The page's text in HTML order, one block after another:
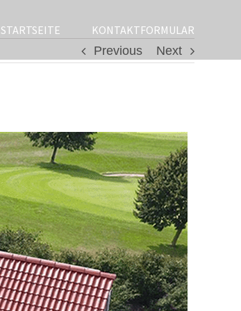
STARTSEITE
KONTAKTFORMULAR
Previous
Next